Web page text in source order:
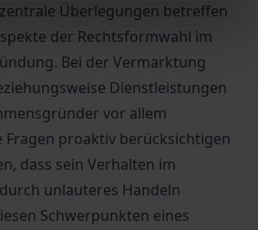
Überlegungen betreffen
der Rechtsformwahl im
Bei der Vermarktung
Dienstleistungen
vor allem
proaktiv berücksichtigen
dass sein Verhalten im
unlauteres Handeln
Schwerpunkten eines